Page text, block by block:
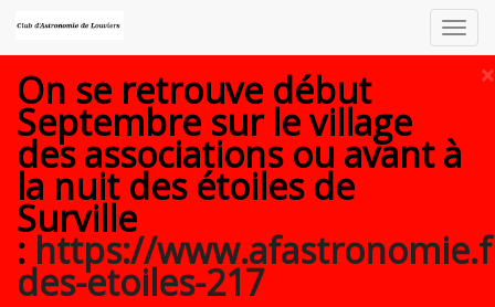
×
On se retrouve début
Septembre sur le village
des associations ou avant à
la nuit des étoiles de
Surville
: https://
des-etoiles-217